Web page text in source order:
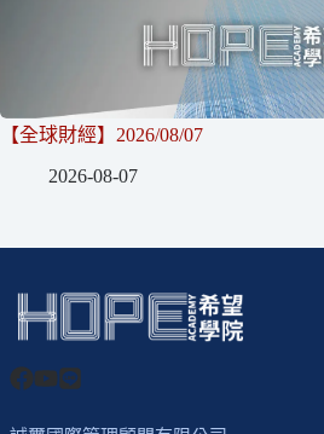
【全球財經】2026/08/07
2026-08-07